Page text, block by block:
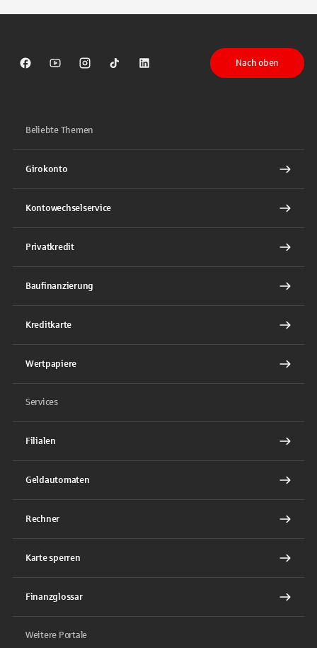
Sparkasse auf Facebook
Sparkasse auf Youtube
Sparkasse auf Instagram
Sparkasse auf TikTok
Sparkasse auf LinkedIn
Nach oben
Beliebte Themen
Girokonto
Kontowechselservice
Privatkredit
Baufinanzierung
Kreditkarte
Wertpapiere
Services
Filialen
Geldautomaten
Rechner
Karte sperren
Finanzglossar
Weitere Portale